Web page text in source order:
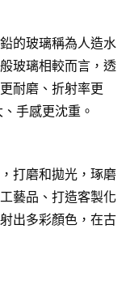
的玻璃稱為人造水
玻璃相較而言，透
耐磨、折射率更
手感更沈重。
打磨和拋光，琢磨
藝品、打造客製化
出多彩顏色，在古